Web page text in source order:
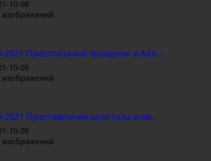
10-08
изображений
2021 Престольный праздник в Але...
10-09
изображений
2021 Преставление апостола и ев...
10-09
изображений